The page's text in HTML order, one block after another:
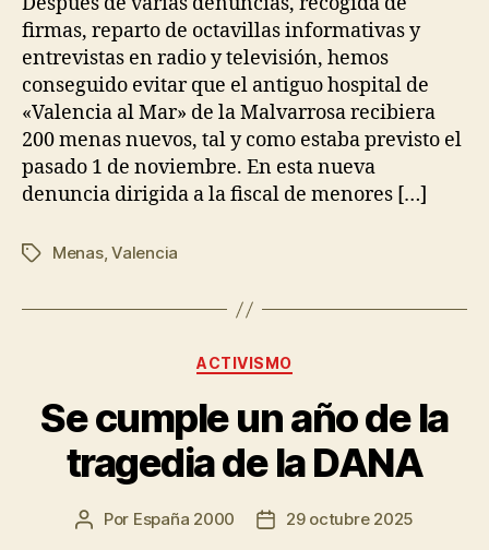
firmas, reparto de octavillas informativas y
entrevistas en radio y televisión, hemos
conseguido evitar que el antiguo hospital de
«Valencia al Mar» de la Malvarrosa recibiera
200 menas nuevos, tal y como estaba previsto el
pasado 1 de noviembre. En esta nueva
denuncia dirigida a la fiscal de menores […]
Menas,Valencia
ACTIVISMO
Se cumple un año de la
tragedia de la DANA
Por España 2000 29 octubre 2025